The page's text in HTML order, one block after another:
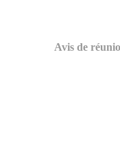
Avis de